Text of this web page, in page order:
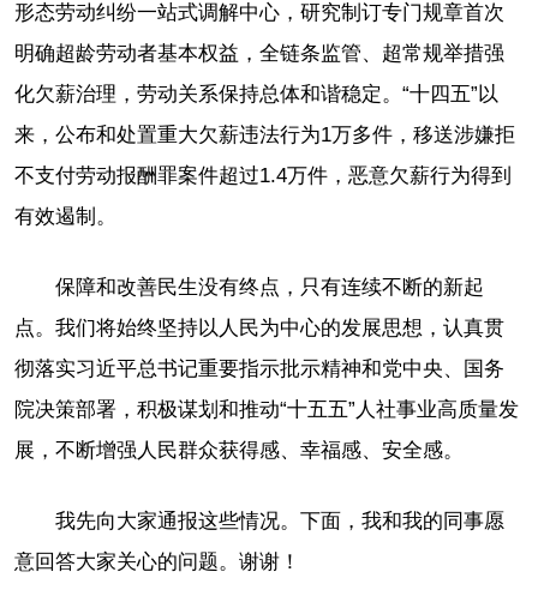
形态劳动纠纷一站式调解中心，研究制订专门规章首次
明确超龄劳动者基本权益，全链条监管、超常规举措强
化欠薪治理，劳动关系保持总体和谐稳定。“十四五”以
来，公布和处置重大欠薪违法行为1万多件，移送涉嫌拒
不支付劳动报酬罪案件超过1.4万件，恶意欠薪行为得到
有效遏制。
保障和改善民生没有终点，只有连续不断的新起
点。我们将始终坚持以人民为中心的发展思想，认真贯
彻落实习近平总书记重要指示批示精神和党中央、国务
院决策部署，积极谋划和推动“十五五”人社事业高质量发
展，不断增强人民群众获得感、幸福感、安全感。
我先向大家通报这些情况。下面，我和我的同事愿
意回答大家关心的问题。谢谢！